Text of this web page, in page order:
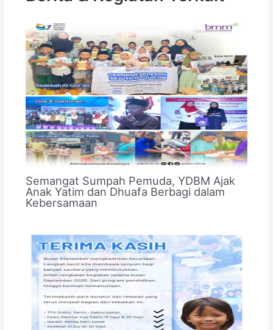
Semangat Sumpah Pemuda, YDBM Ajak
Anak Yatim dan Dhuafa Berbagi dalam
Kebersamaan